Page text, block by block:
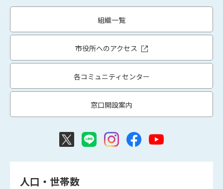
組織一覧
市役所へのアクセス
各コミュニティセンター
窓口開設案内
人口・世帯数